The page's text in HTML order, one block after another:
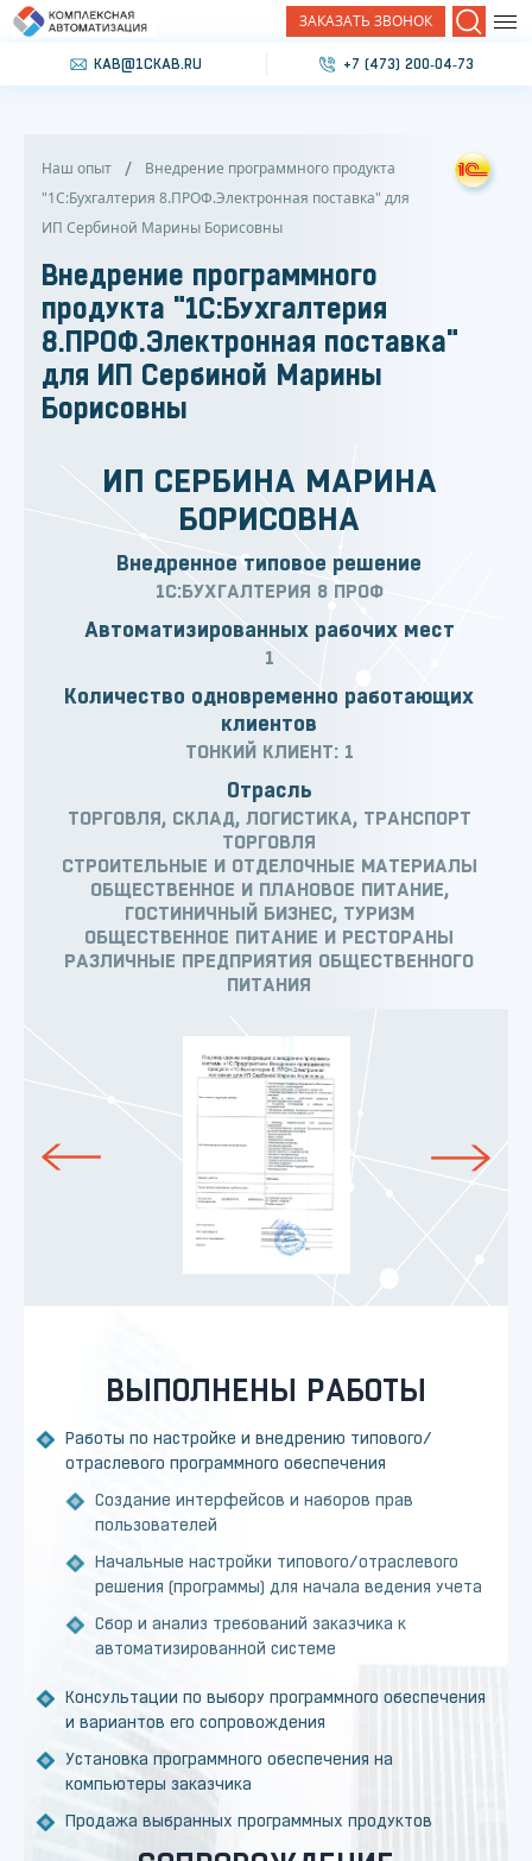
ЗАКАЗАТЬ ЗВОНОК Поиск
KAB@1CKAB.RU +7 (473) 200‐04‐73
Наш опыт
Внедрение программного продукта
"1С:Бухгалтерия 8.ПРОФ.Электронная поставка" для
ИП Сербиной Марины Борисовны
Внедрение программного
продукта "1С:Бухгалтерия
8.ПРОФ.Электронная поставка"
для ИП Сербиной Марины
Борисовны
ИП СЕРБИНА МАРИНА
БОРИСОВНА
Внедренное типовое решение
1С:БУХГАЛТЕРИЯ 8 ПРОФ
Автоматизированных рабочих мест
1
Количество одновременно работающих
клиентов
ТОНКИЙ КЛИЕНТ: 1
Отрасль
ТОРГОВЛЯ, СКЛАД, ЛОГИСТИКА, ТРАНСПОРТ
ТОРГОВЛЯ
СТРОИТЕЛЬНЫЕ И ОТДЕЛОЧНЫЕ МАТЕРИАЛЫ
ОБЩЕСТВЕННОЕ И ПЛАНОВОЕ ПИТАНИЕ,
ГОСТИНИЧНЫЙ БИЗНЕС, ТУРИЗМ
ОБЩЕСТВЕННОЕ ПИТАНИЕ И РЕСТОРАНЫ
РАЗЛИЧНЫЕ ПРЕДПРИЯТИЯ ОБЩЕСТВЕННОГО
ПИТАНИЯ
ВЫПОЛНЕНЫ РАБОТЫ
Работы по настройке и внедрению типового/
отраслевого программного обеспечения
Создание интерфейсов и наборов прав
пользователей
Начальные настройки типового/отраслевого
решения (программы) для начала ведения учета
Сбор и анализ требований заказчика к
автоматизированной системе
Консультации по выбору программного обеспечения
и вариантов его сопровождения
Установка программного обеспечения на
компьютеры заказчика
Продажа выбранных программных продуктов